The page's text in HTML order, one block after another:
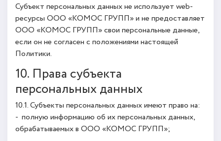
Субъект персональных данных не использует web-
ресурсы ООО «КОМОС ГРУПП» и не предоставляет
ООО «КОМОС ГРУПП» свои персональные данные,
если он не согласен с положениями настоящей
Политики.
10. Права субъекта
персональных данных
10.1. Субъекты персональных данных имеют право на:
- полную информацию об их персональных данных,
обрабатываемых в ООО «КОМОС ГРУПП»;